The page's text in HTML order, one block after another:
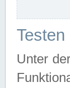
Unter